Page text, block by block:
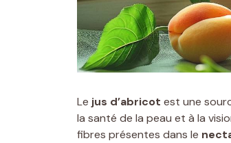
Le jus d’abricot est une
la santé de la peau et à la
fibres présentes dans le